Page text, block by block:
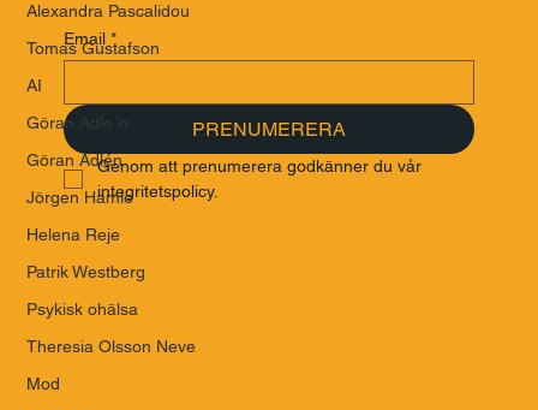
Alexandra Pascalidou
Tomas Gustafson
AI
Göran Adle´n
Göran Adlén
Jörgen Hamle
Helena Reje
Patrik Westberg
Psykisk ohälsa
Theresia Olsson Neve
Mod
Email *
PRENUMERERA
Genom att prenumerera godkänner du vår
integritetspolicy.